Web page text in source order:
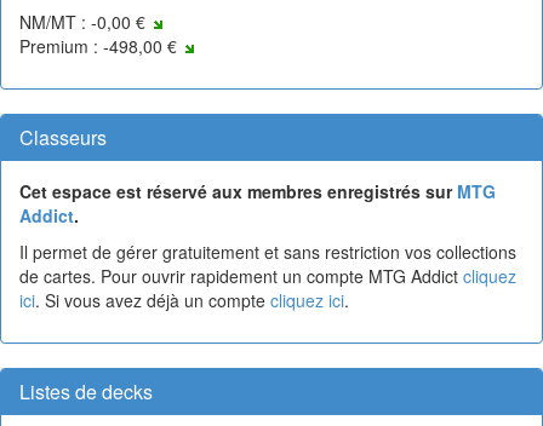
NM/MT : -0,00 €
Premium : -498,00 €
Classeurs
Cet espace est réservé aux membres enregistrés sur MTG
Addict.
Il permet de gérer gratuitement et sans restriction vos collections
de cartes. Pour ouvrir rapidement un compte MTG Addict cliquez
ici. Si vous avez déjà un compte cliquez ici.
Listes de decks